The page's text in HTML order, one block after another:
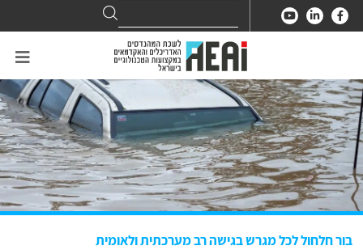
for:
Search
בור חלחול לכל מגרש בגישה רב מערכתית ולאומית